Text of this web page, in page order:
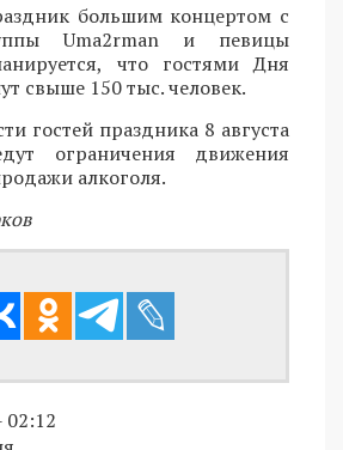
большим концертом с
Uma2rman и певицы
что гостями Дня
свыше 150 тыс. человек.
гостей праздника 8 августа
ограничения движения
алкоголя.
02:12